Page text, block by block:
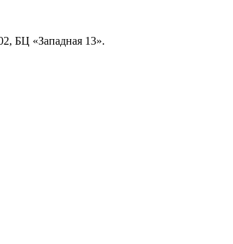
БЦ «Западная 13».